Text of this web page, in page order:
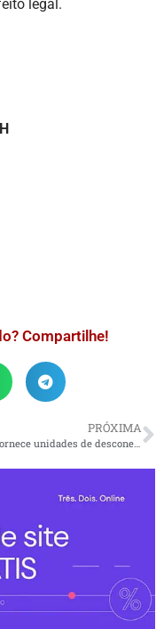
legal.
Compartilhe!
PRÓXIMA
Eaton fornece unidades de desconexão de bateria para vários modelos elétricos